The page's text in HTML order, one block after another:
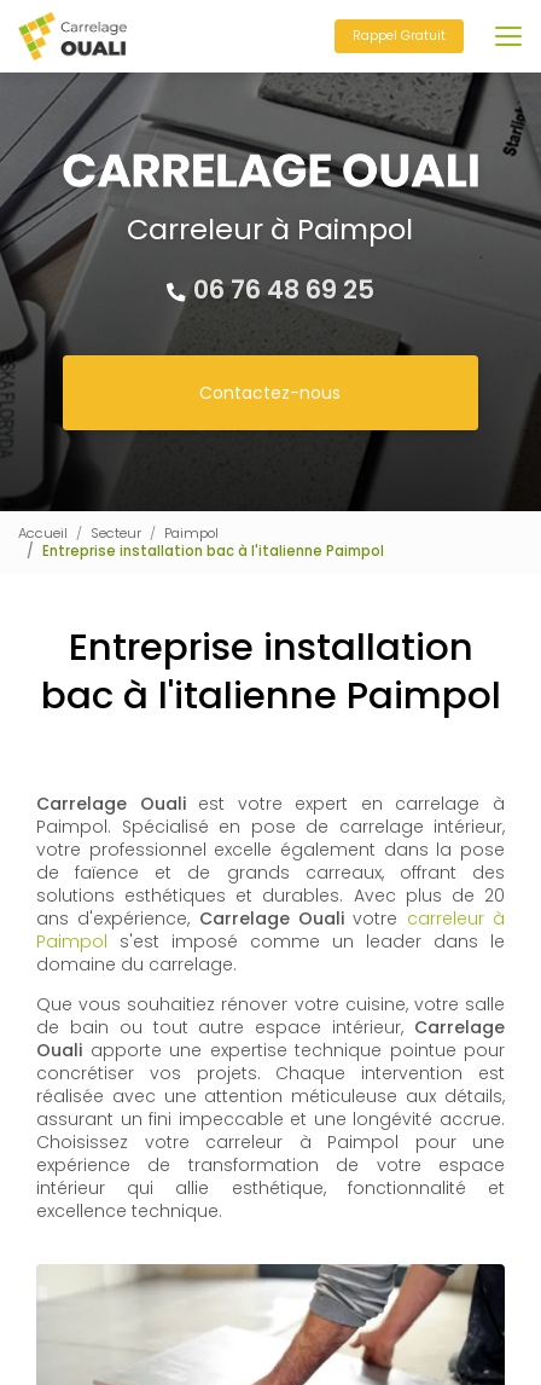
au
contenu
principal
Rappel Gratuit
Carreleur à Paimpol
06 76 48 69 25
Contactez-nous
Accueil Secteur
Paimpol
Entreprise installation bac à l'italienne Paimpol
Entreprise installation
bac à l'italienne Paimpol
Carrelage Oualiest votre expert en carrelage à
Paimpol. Spécialisé en pose de carrelage intérieur,
votre professionnel excelle également dans la pose
de faïence et de grands carreaux, offrant des
solutions esthétiques et durables. Avec plus de 20
ans d'expérience, Carrelage Ouali votre carreleur à
Paimpol s'est imposé comme un leader dans le
domaine du carrelage.
Que vous souhaitiez rénover votre cuisine, votre salle
de bain ou tout autre espace intérieur, Carrelage
Ouali apporte une expertise technique pointue pour
concrétiser vos projets. Chaque intervention est
réalisée avec une attention méticuleuse aux détails,
assurant un fini impeccable et une longévité accrue.
Choisissez votre carreleur à Paimpol pour une
expérience de transformation de votre espace
intérieur qui allie esthétique, fonctionnalité et
excellence technique.